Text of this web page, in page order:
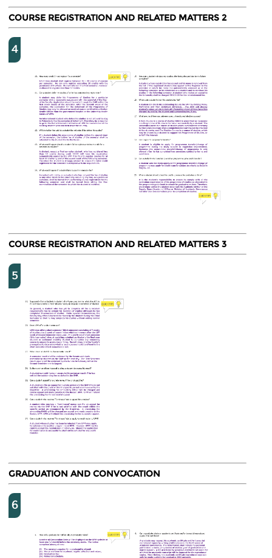
COURSE REGISTRATION AND RELATED MATTERS 2
4
COURSE REGISTRATION AND RELATED MATTERS 3
5
GRADUATION AND CONVOCATION
6